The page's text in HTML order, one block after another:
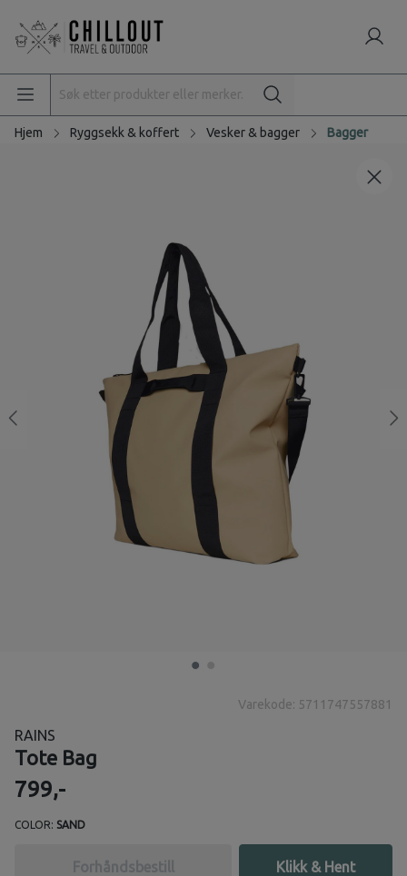
Hjem Ryggsekk & koffert Vesker & bagger Bagger
Varekode: 5711747557881
RAINS
Tote Bag
799,-
COLOR: SAND
Forhåndsbestill Klikk & Hent